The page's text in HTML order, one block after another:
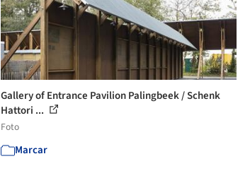
Gallery of Entrance Pavilion Palingbeek / Schenk
Hattori ...
Foto
Marcar